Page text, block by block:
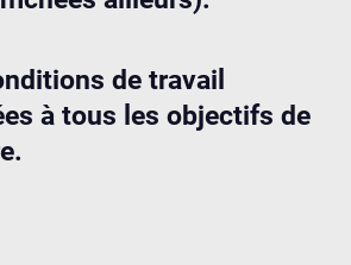
de travail
à tous les objectifs de